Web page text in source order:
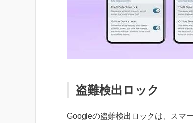
盗難検出ロック
Googleの盗難検出ロックは、スマ